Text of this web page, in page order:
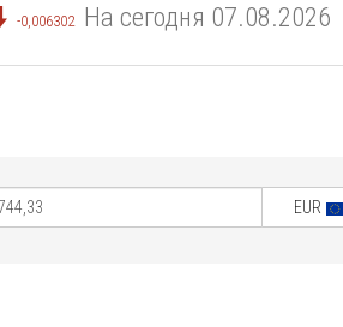
-0,006302 На сегодня 07.08.2026
EUR